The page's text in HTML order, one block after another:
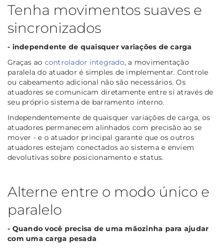
Tenha movimentos suaves e
sincronizados
- independente de quaisquer variações de carga
Graças ao controlador integrado, a movimentação
paralela do atuador é simples de implementar. Controle
ou cabeamento adicional não são necessários. Os
atuadores se comunicam diretamente entre si através de
seu próprio sistema de barramento interno.
Independentemente de quaisquer variações de carga, os
atuadores permanecem alinhados com precisão ao se
mover - e o atuador principal garante que os outros
atuadores estejam conectados ao sistema e enviem
devolutivas sobre posicionamento e status.
Alterne entre o modo único e
paralelo
- Quando você precisa de uma mãozinha para ajudar
com uma carga pesada